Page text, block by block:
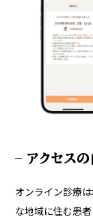
– アクセス
オンライン診療
な地域に住む患